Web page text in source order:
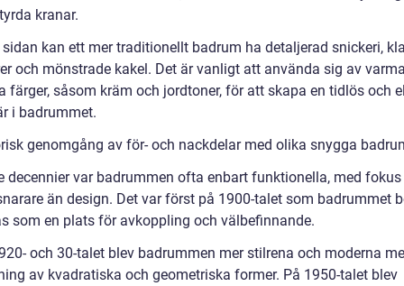
kranar.
kan ett mer traditionellt badrum ha detaljerad snickeri,
och mönstrade kakel. Det är vanligt att använda sig av
färger, såsom kräm och jordtoner, för att skapa en tidlös och
i badrummet.
genomgång av för- och nackdelar med olika snygga
decennier var badrummen ofta enbart funktionella, med
än design. Det var först på 1900-talet som badrummet
som en plats för avkoppling och välbefinnande.
och 30-talet blev badrummen mer stilrena och moderna
av kvadratiska och geometriska former. På 1950-talet blev